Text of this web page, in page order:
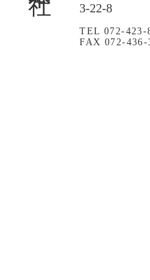
3-22-8
TEL 072-423-
FAX 072-436-